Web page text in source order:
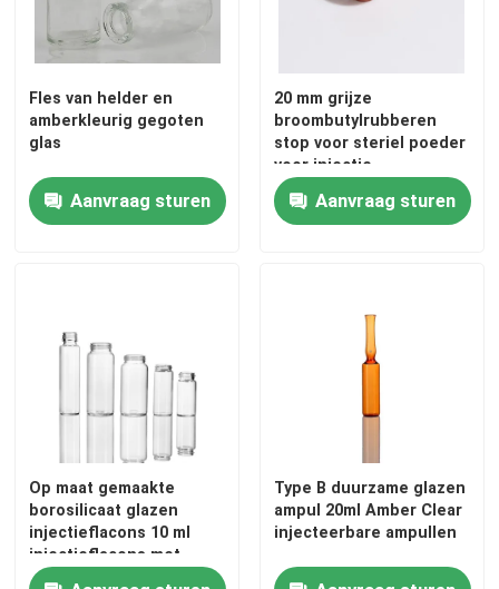
Producten
Fabriekstocht
Kwaliteitscontrole
Flesje van borosilicaatglas
tubulaire glasflesjes
Fles van helder en
amberkleurig gegoten
glas
Aanvraag sturen
20 mm grijze
broombutylrubberen
stop voor steriel poeder
voor injectie
Aanvraag sturen
Op maat gemaakte
borosilicaat glazen
injectieflacons 10 ml
injectieflacons met
schroeftop
Type B duurzame glazen
ampul 20ml Amber Clear
injecteerbare ampullen